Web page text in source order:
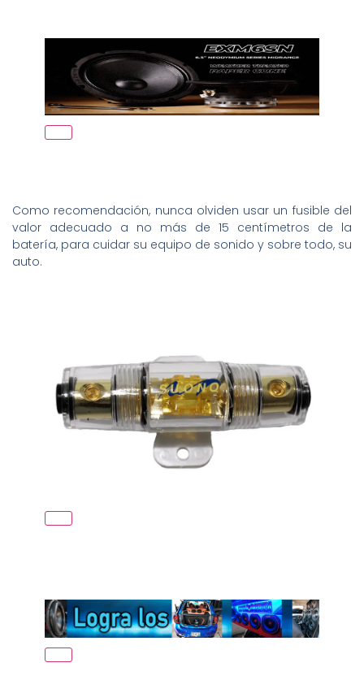
Como recomendación, nunca olviden usar un fusible del
valor adecuado a no más de 15 centímetros de la
batería, para cuidar su equipo de sonido y sobre todo, su
auto.